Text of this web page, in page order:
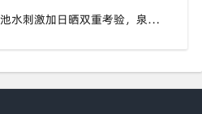
“白斑夏天可以游泳吗？” 池水刺激加日晒双重考验，泉州中科白癜风医院告知白癜风人群游泳防护要点